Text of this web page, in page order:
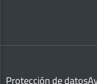
Protección de datos